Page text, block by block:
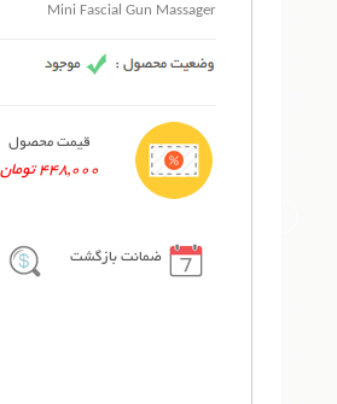
Mini Fascial Gun Massager
قیمت محصول
448,000 تومان
ضمانت بازگشت